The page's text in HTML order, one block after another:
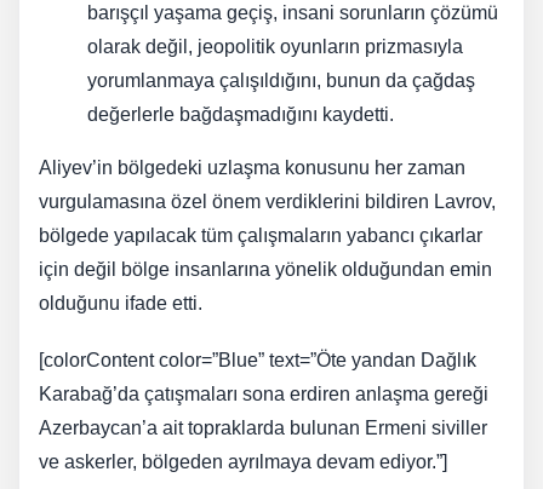
barışçıl yaşama geçiş, insani sorunların çözümü
olarak değil, jeopolitik oyunların prizmasıyla
yorumlanmaya çalışıldığını, bunun da çağdaş
değerlerle bağdaşmadığını kaydetti.
Aliyev’in bölgedeki uzlaşma konusunu her zaman
vurgulamasına özel önem verdiklerini bildiren Lavrov,
bölgede yapılacak tüm çalışmaların yabancı çıkarlar
için değil bölge insanlarına yönelik olduğundan emin
olduğunu ifade etti.
[colorContent color=”Blue” text=”Öte yandan Dağlık
Karabağ’da çatışmaları sona erdiren anlaşma gereği
Azerbaycan’a ait topraklarda bulunan Ermeni siviller
ve askerler, bölgeden ayrılmaya devam ediyor.”]